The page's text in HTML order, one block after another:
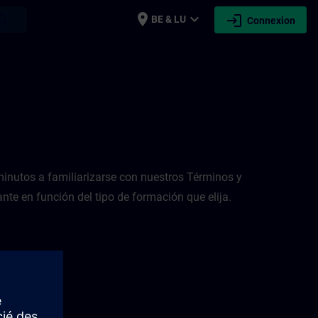
place BE & LU expand_more login Connexion
a familiarizarse con nuestros Términos y
en función del tipo de formación que elija.